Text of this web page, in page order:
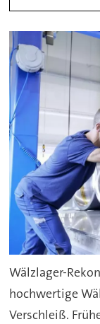
Wälzlager-
hochwertige
Verschleiß.